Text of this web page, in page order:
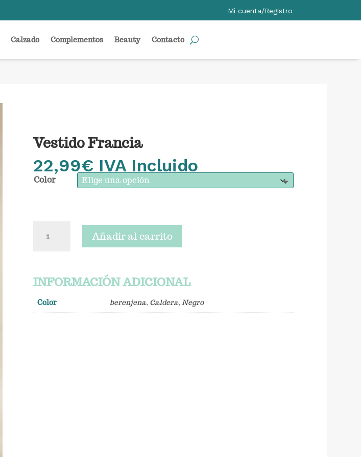
Mi cuenta/Registro
Calzado Complementos Beauty Contacto
Vestido Francia
22,99€ IVA Incluido
Color
Francia
Añadir al carrito
INFORMACIÓN ADICIONAL
Color berenjena, Caldera,Negro